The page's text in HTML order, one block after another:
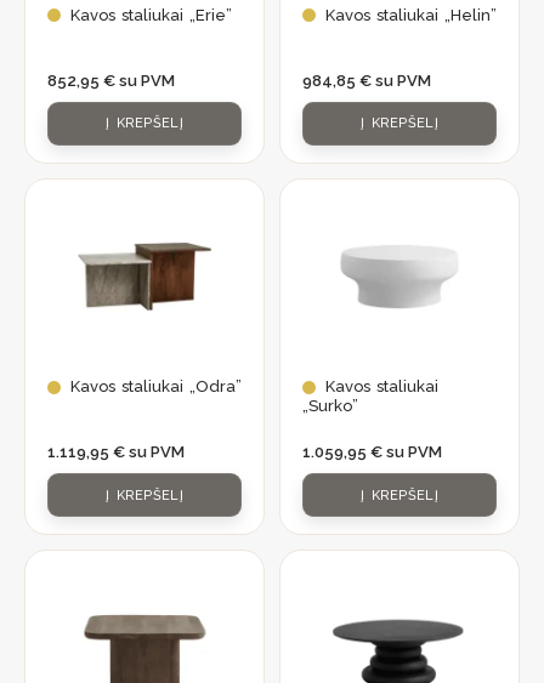
Kavos staliukai „Erie”
852,95 € su PVM
Į KREPŠELĮ
Kavos staliukai „Helin”
984,85 € su PVM
Į KREPŠELĮ
Kavos staliukai „Odra”
1.119,95 € su PVM
Į KREPŠELĮ
Kavos staliukai
„Surko”
1.059,95 € su PVM
Į KREPŠELĮ